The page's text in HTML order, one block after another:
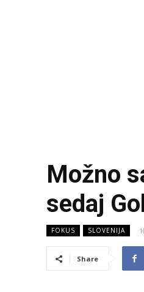
Možno
sedaj
FOKUS SLOVENIJA
Share